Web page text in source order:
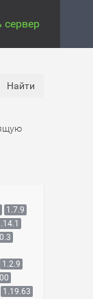
сервер
1.7.9
1.2.9
1.19.63